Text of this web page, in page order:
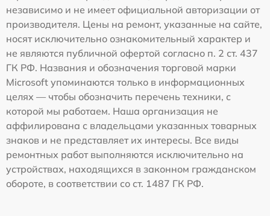
независимо и не имеет официальной авторизации от
производителя. Цены на ремонт, указанные на сайте,
носят исключительно ознакомительный характер и
не являются публичной офертой согласно п. 2 ст. 437
ГК РФ. Названия и обозначения торговой марки
Microsoft упоминаются только в информационных
целях — чтобы обозначить перечень техники, с
которой мы работаем. Наша организация не
аффилирована с владельцами указанных товарных
знаков и не представляет их интересы. Все виды
ремонтных работ выполняются исключительно на
устройствах, находящихся в законном гражданском
обороте, в соответствии со ст. 1487 ГК РФ.